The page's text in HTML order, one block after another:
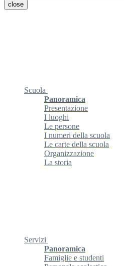
close
Scuola
Panoramica
Presentazione
I luoghi
Le persone
I numeri della scuola
Le carte della scuola
Organizzazione
La storia
Servizi
Panoramica
Famiglie e studenti